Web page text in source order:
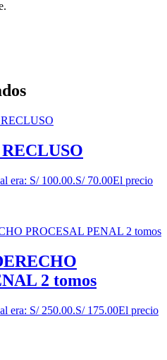
era: S/ 100.00.S/70.00El precio
2 tomos
era: S/ 250.00.S/175.00El precio